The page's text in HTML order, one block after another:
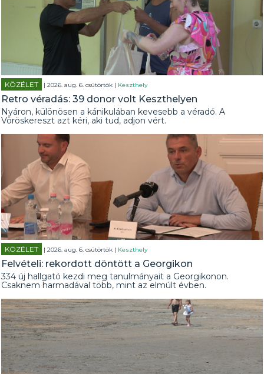
KÖZÉLET | 2026. aug. 6. csütörtök | Keszthely
Retro véradás: 39 donor volt Keszthelyen
Nyáron, különösen a kánikulában kevesebb a véradó. A
Vöröskereszt azt kéri, aki tud, adjon vért.
KÖZÉLET | 2026. aug. 6. csütörtök | Keszthely
Felvételi: rekordott döntött a Georgikon
334 új hallgató kezdi meg tanulmányait a Georgikonon.
Csaknem harmadával több, mint az elmúlt évben.